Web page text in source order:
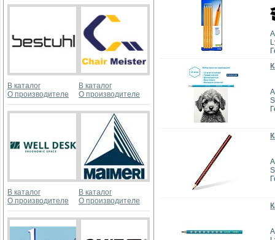
В каталог
О производителе
В каталог
О производителе
В каталог
О производителе
В каталог
О производителе